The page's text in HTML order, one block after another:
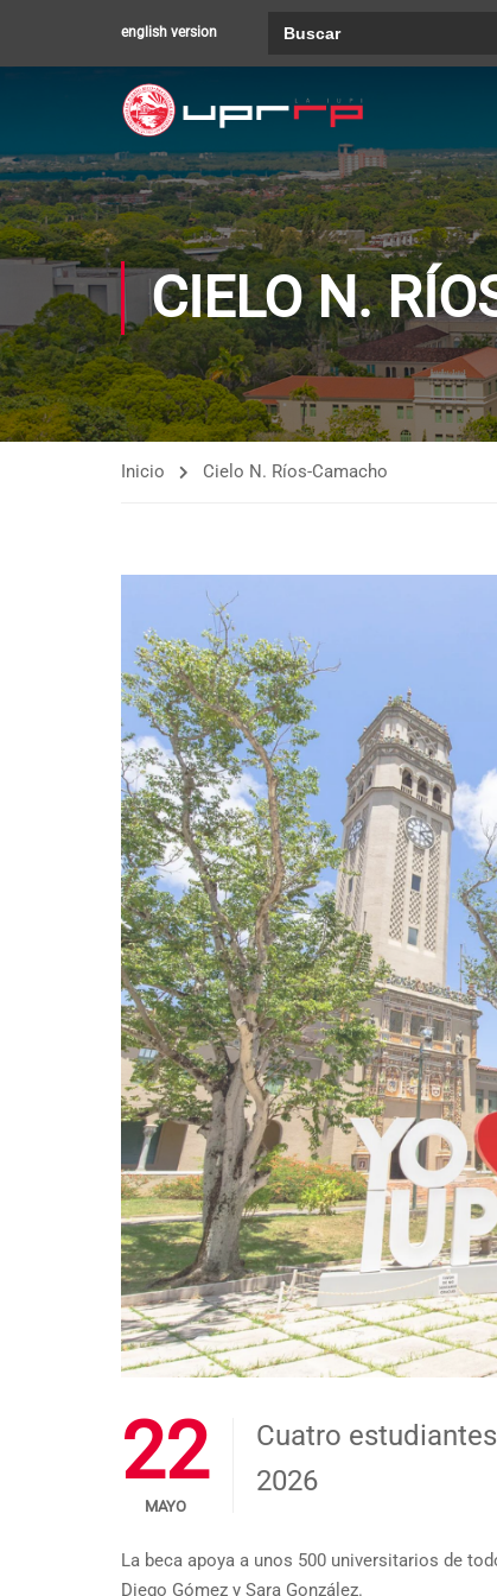
english version
CIELO N.
Inicio Cielo N. Ríos-Camacho
22
MAYO
Cuatro
2026
La beca apoya a unos 500 universitarios de
Diego Gómez y Sara González.